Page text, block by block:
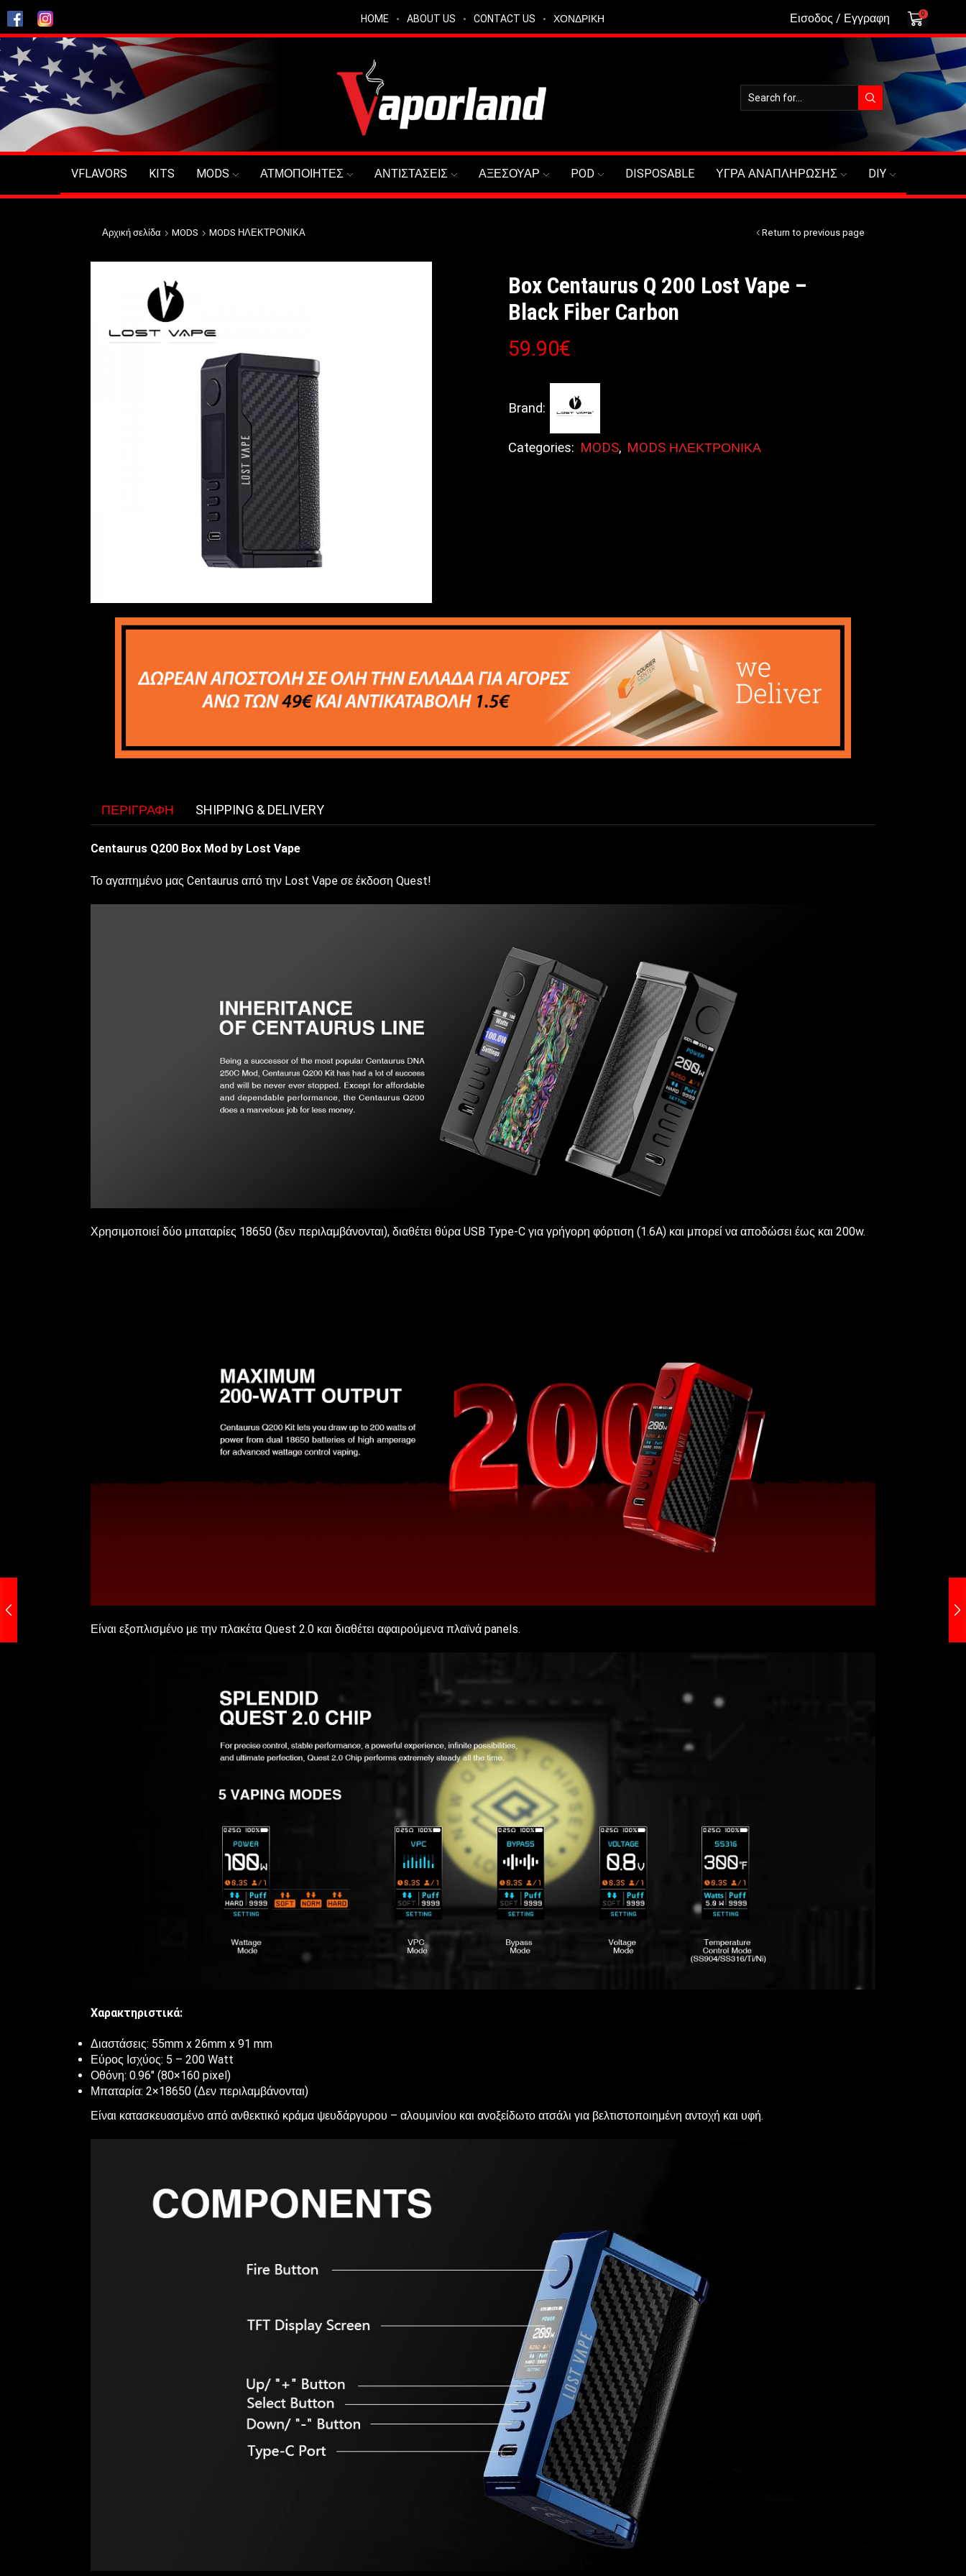
HOME ABOUT US CONTACT US ΧΟΝΔΡΙΚΗ Εισοδος / Εγγραφη 0
VFLAVORS KITS MODS ΑΤΜΟΠΟΙΗΤΕΣ ΑΝΤΙΣΤΑΣΕΙΣ ΑΞΕΣΟΥΑΡ POD DISPOSABLE ΥΓΡΑ ΑΝΑΠΛΗΡΩΣΗΣ DIY
Αρχική σελίδα MODS MODS ΗΛΕΚΤΡΟΝΙΚΑ Return to previous page
Box Centaurus Q 200 Lost Vape –
Black Fiber Carbon
59.90€
Brand:
Categories: MODS, MODS ΗΛΕΚΤΡΟΝΙΚΑ
ΠΕΡΙΓΡΑΦΉ SHIPPING & DELIVERY
Centaurus Q200 Box Mod by Lost Vape
Το αγαπημένο μας Centaurus από την Lost Vape σε έκδοση Quest!
Χρησιμοποιεί δύο μπαταρίες 18650 (δεν περιλαμβάνονται), διαθέτει θύρα USB Type-C για γρήγορη φόρτιση (1.6A) και μπορεί να αποδώσει έως και 200w.
Είναι εξοπλισμένο με την πλακέτα Quest 2.0 και διαθέτει αφαιρούμενα πλαϊνά panels.
Χαρακτηριστικά:
Διαστάσεις: 55mm x 26mm x 91 mm
Εύρος Ισχύος: 5 – 200 Watt
Οθόνη: 0.96″ (80×160 pixel)
Μπαταρία: 2×18650 (Δεν περιλαμβάνονται)
Είναι κατασκευασμένο από ανθεκτικό κράμα ψευδάργυρου – αλουμινίου και ανοξείδωτο ατσάλι για βελτιστοποιημένη αντοχή και υφή.